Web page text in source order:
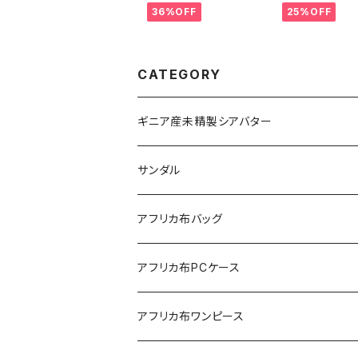
ュ カンガ キテンゲ トー
トバッグ エコバッグ ギニ
36%OFF
ートバッグ エコバ
ギニア フェアトレ
25%OFF
CATEGORY
ギニア産未精製シアバター
サンダル
アフリカ布バッグ
Sac shopping rond
Sac shopping carré
アフリカ布PCケース
アフリカ布iPadケース
アフリカ布ワンピース